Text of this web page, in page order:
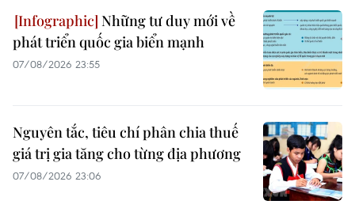
Những tư duy mới về
phát triển quốc gia biển mạnh
07/08/2026 23:55
Nguyên tắc, tiêu chí phân chia thuế
giá trị gia tăng cho từng địa phương
07/08/2026 23:06